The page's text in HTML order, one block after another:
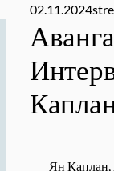
02.11.2024
Ян Каплан,